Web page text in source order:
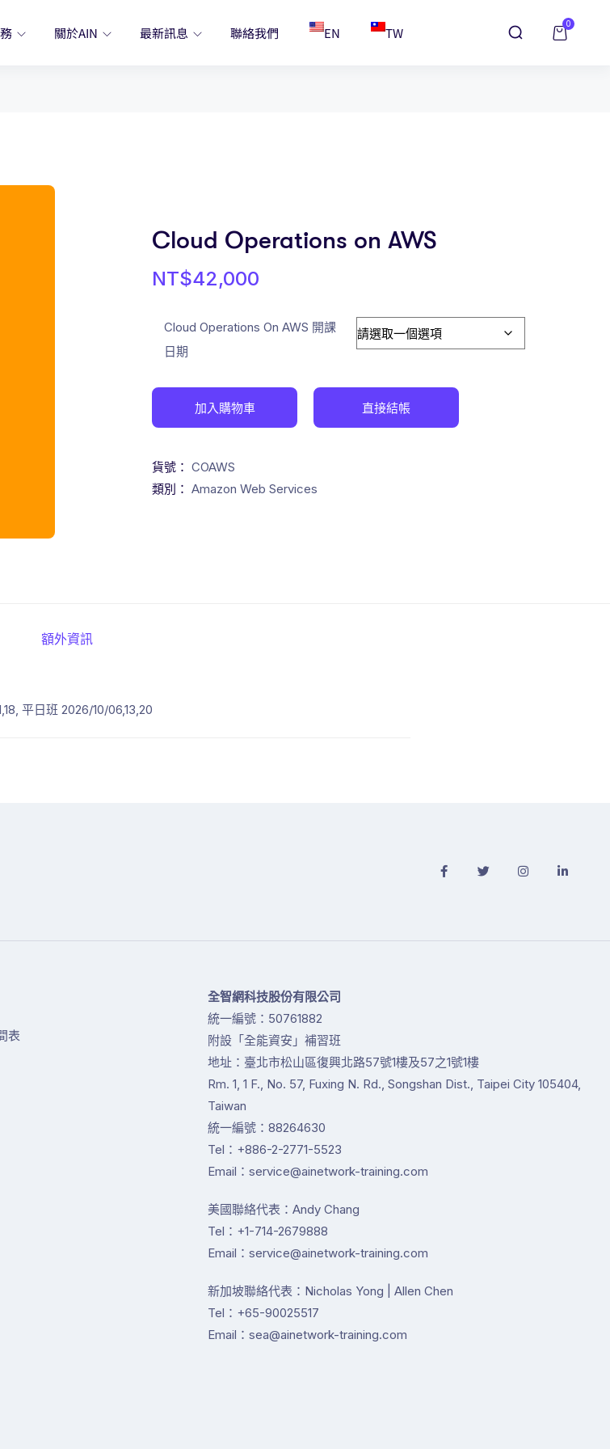
關於AIN 最新訊息 聯絡我們 EN TW
0
Cloud Operations on AWS
NT$42,000
Cloud Operations On AWS 開課
日期
加入購物車 直接結帳
貨號： COAWS
類別： Amazon Web Services
額外資訊
平日班 2026/10/06,13,20
表
全智網科技股份有限公司
統一編號：50761882
附設「全能資安」補習班
地址：臺北市松山區復興北路57號1樓及57之1號1樓
Rm. 1, 1 F., No. 57, Fuxing N. Rd., Songshan Dist., Taipei City 105404,
Taiwan
統一編號：88264630
Tel：+886-2-2771-5523
Email：service@ainetwork-training.com
美國聯絡代表：Andy Chang
Tel：+1-714-2679888
Email：service@ainetwork-training.com
新加坡聯絡代表：Nicholas Yong | Allen Chen
Tel：+65-90025517
Email：sea@ainetwork-training.com